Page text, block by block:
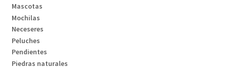
Mascotas
Mochilas
Neceseres
Peluches
Pendientes
Piedras naturales